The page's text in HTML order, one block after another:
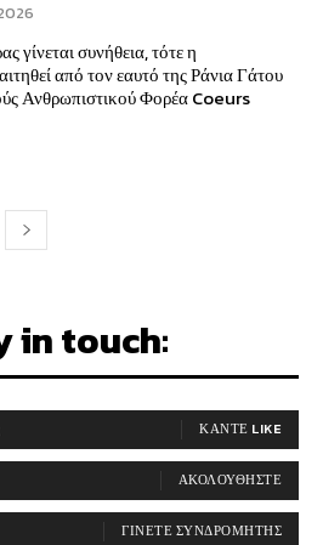
γίνεται συνήθεια, τότε η
από τον εαυτό της Ράνια Γάτου
Ανθρωπιστικού Φορέα Coeurs
in touch:
ΚΆΝΤΕ LIKE
ΑΚΟΛΟΥΘΉΣΤΕ
ΓΊΝΕΤΕ ΣΥΝΔΡΟΜΗΤΉΣ